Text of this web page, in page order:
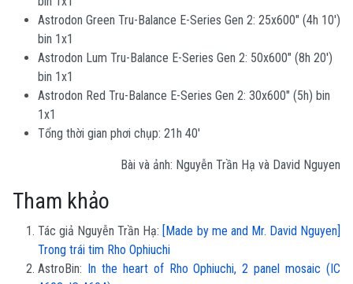
Astrodon Green Tru-Balance E-Series Gen 2: 25x600" (4h 10')
bin 1x1
Astrodon Lum Tru-Balance E-Series Gen 2: 50x600" (8h 20')
bin 1x1
Astrodon Red Tru-Balance E-Series Gen 2: 30x600" (5h) bin
1x1
Tổng thời gian phơi chụp: 21h 40'
Bài và ảnh: Nguyễn Trần Hạ và David Nguyen
Tham khảo
Tác giả Nguyễn Trần Hạ:
[Made by me and Mr. David Nguyen]
Trong trái tim Rho Ophiuchi
AstroBin:
In the heart of Rho Ophiuchi, 2 panel mosaic (IC